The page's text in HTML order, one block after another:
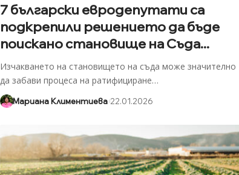
7 български евродепутати са
подкрепили решението да бъде
поискано становище на Съда...
Изчакването на становището на съда може значително
да забави процеса на ратифициране…
Мариана Климентиева 22.01.2026